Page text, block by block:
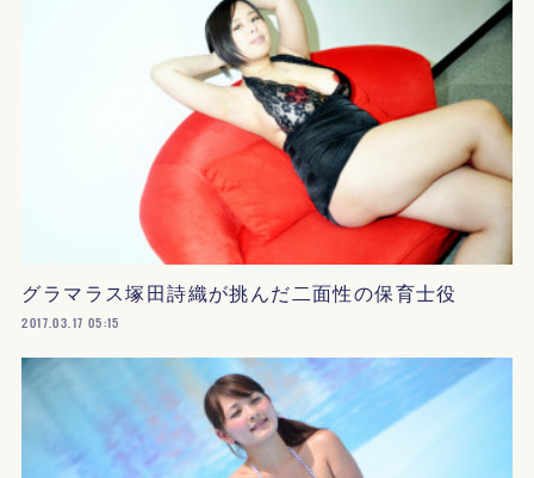
グラマラス塚田詩織が挑んだ二面性の保育士役
2017.03.17 05:15